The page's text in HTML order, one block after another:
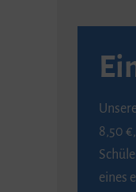
8,50
eines